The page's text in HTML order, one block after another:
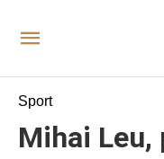
Sport
Mihai Leu,